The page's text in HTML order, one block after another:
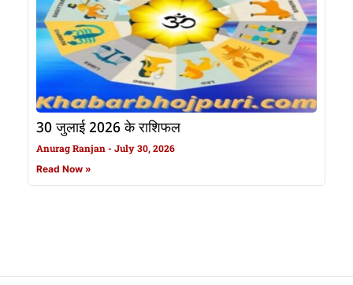
30 जुलाई 2026 के राशिफल
Anurag Ranjan July 30, 2026
Read Now »